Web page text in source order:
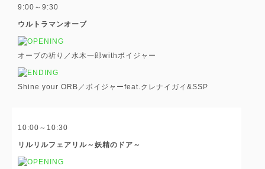
9:00～9:30
ウルトラマンオーブ
オーブの祈り／水木一郎withボイジャー
Shine your ORB／ボイジャーfeat.クレナイガイ&SSP
10:00～10:30
リルリルフェアリル～妖精のドア～